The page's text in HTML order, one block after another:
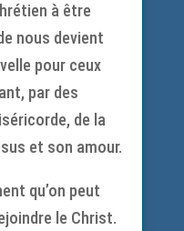
à être
nous devient
pour ceux
par des
de la
et son amour.
qu’on peut
le Christ.